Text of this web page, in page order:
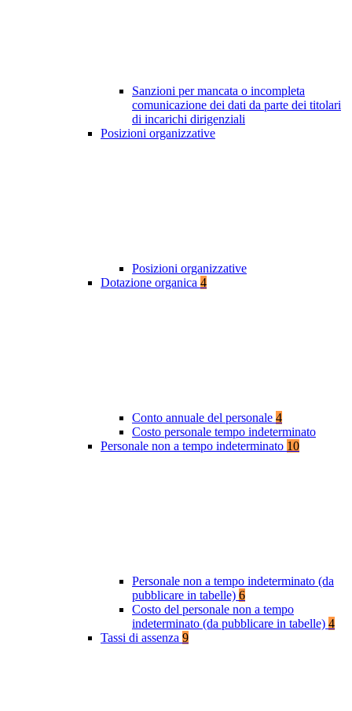
Sanzioni per mancata o incompleta
comunicazione dei dati da parte dei titolari
di incarichi dirigenziali
Posizioni organizzative
Posizioni organizzative
Dotazione organica 4
Conto annuale del personale 4
Costo personale tempo indeterminato
Personale non a tempo indeterminato 10
Personale non a tempo indeterminato (da
pubblicare in tabelle) 6
Costo del personale non a tempo
indeterminato (da pubblicare in tabelle) 4
Tassi di assenza 9